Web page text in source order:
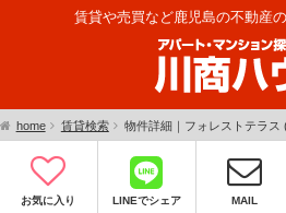
賃貸や売買など鹿児島の不動産
home 賃貸検索 物件詳細｜フォレストテラス
お気に入り LINEでシェア MAIL